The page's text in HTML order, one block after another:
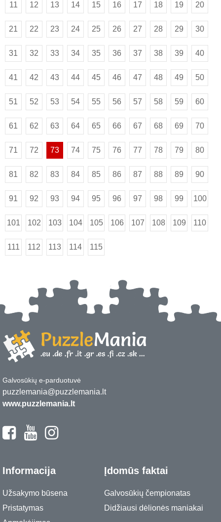
11 12 13 14 15 16 17 18 19 20
21 22 23 24 25 26 27 28 29 30
31 32 33 34 35 36 37 38 39 40
41 42 43 44 45 46 47 48 49 50
51 52 53 54 55 56 57 58 59 60
61 62 63 64 65 66 67 68 69 70
71 72 73 74 75 76 77 78 79 80
81 82 83 84 85 86 87 88 89 90
91 92 93 94 95 96 97 98 99 100
101 102 103 104 105 106 107 108 109 110
111 112 113 114 115
Galvosūkių e-parduotuvė
puzzlemania@puzzlemania.lt
www.puzzlemania.lt
Informacija
Užsakymo būsena
Pristatymas
Įdomūs faktai
Galvosūkių čempionatas
Didžiausi dėlionės maniakai